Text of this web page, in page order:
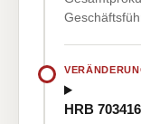
HRB 703416